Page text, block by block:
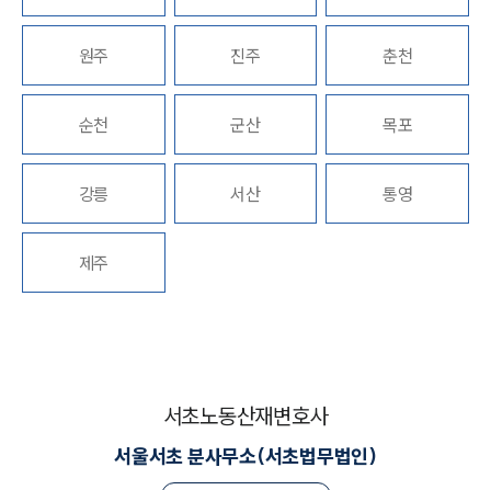
언론보도
공지사항
법률 블로그
법률서식
세미나
대륜법률상담예약
원주 진주 춘천
순천 군산 목포
강릉 서산 통영
제주
서초노동산재변호사
서울서초 분사무소(서초법무법인)